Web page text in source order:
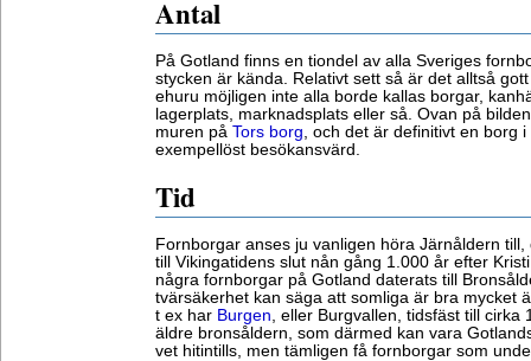
Antal
På Gotland finns en tiondel av alla Sveriges
stycken är kända. Relativt sett så är det alltså
ehuru möjligen inte alla borde kallas borgar,
lagerplats, marknadsplats eller så. Ovan på
muren på Tors borg, och det är definitivt en borg
exempellöst besökansvärd.
Tid
Fornborgar anses ju vanligen höra Järnåldern
till Vikingatidens slut nån gång 1.000 år efter
några fornborgar på Gotland daterats till
tvärsäkerhet kan säga att somliga är bra mycket
t ex har Burgen, eller Burgvallen, tidsfäst till cirka
äldre bronsåldern, som därmed kan vara
vet hitintills, men tämligen få fornborgar som